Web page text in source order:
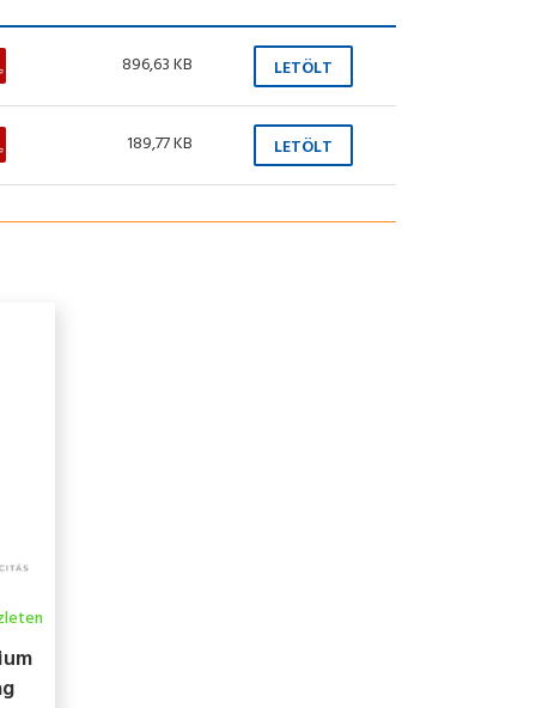
896,63 KB LETÖLT
189,77 KB LETÖLT